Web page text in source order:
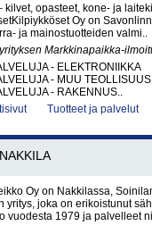
kilvet, opasteet, kone- ja
Oy on
ja mainostuotteiden valmi..
Markkinapaikka-
- ELEKTRONIIKKA
- MUU TEOLLISUUS
- RAKENNUS..
Tuotteet ja palvelut
NAKKILA
Oy on Nakkilassa,
yritys, joka on erikoistunut
vuodesta 1979 ja palvelleet